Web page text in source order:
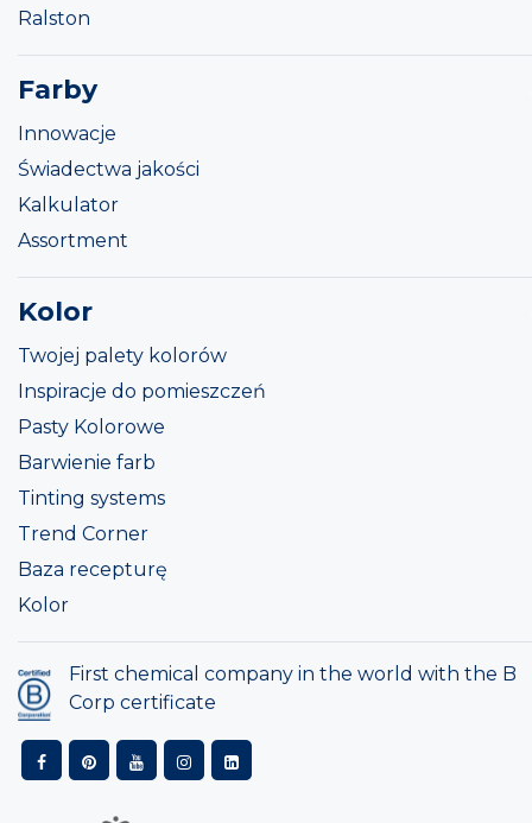
Ralston
Farby
Innowacje
Świadectwa jakości
Kalkulator
Assortment
Kolor
Twojej palety kolorów
Inspiracje do pomieszczeń
Pasty Kolorowe
Barwienie farb
Tinting systems
Trend Corner
Baza recepturę
Kolor
First chemical company in the world with the B
Corp certificate